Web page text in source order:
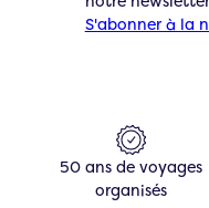
S'abonner à la
50 ans de voyages
organisés